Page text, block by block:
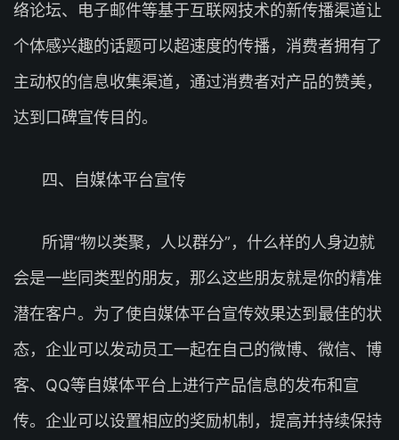
络论坛、电子邮件等基于互联网技术的新传播渠道让
个体感兴趣的话题可以超速度的传播，消费者拥有了
主动权的信息收集渠道，通过消费者对产品的赞美，
达到口碑宣传目的。
四、自媒体平台宣传
所谓“物以类聚，人以群分”，什么样的人身边就
会是一些同类型的朋友，那么这些朋友就是你的精准
潜在客户。为了使自媒体平台宣传效果达到最佳的状
态，企业可以发动员工一起在自己的微博、微信、博
客、QQ等自媒体平台上进行产品信息的发布和宣
传。企业可以设置相应的奖励机制，提高并持续保持